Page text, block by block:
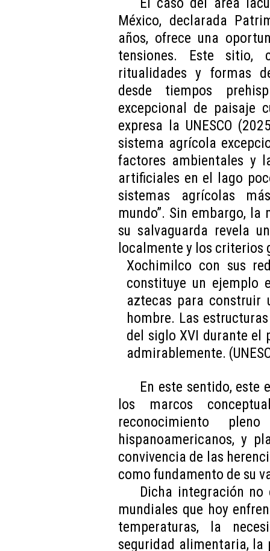
México, declarada
años, ofrece una
tensiones. Este sitio,
ritualidades y formas
desde tiempos
excepcional de paisaje
expresa la UNESCO
sistema agrícola
factores ambientales y
artificiales en el lago
sistemas agrícolas
mundo”. Sin embargo,
su salvaguarda revela
localmente y los
Xochimilco con sus
constituye un ejemplo
aztecas para
hombre. Las
del siglo XVI durante el
admirablemente.
En este sentido, este
los marcos
reconocimiento
hispanoamericanos, y
convivencia de las
como fundamento de su
Dicha integración no
mundiales que hoy
temperaturas, la
seguridad alimentaria, la